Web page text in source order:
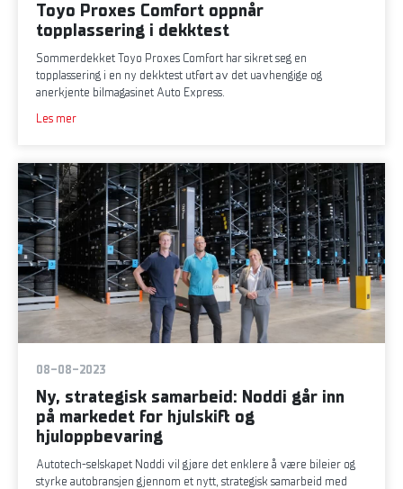
Toyo Proxes Comfort oppnår
topplassering i dekktest
Sommerdekket Toyo Proxes Comfort har sikret seg en
topplassering i en ny dekktest utført av det uavhengige og
anerkjente bilmagasinet Auto Express.
Les mer
08-08-2023
Ny, strategisk samarbeid: Noddi går inn
på markedet for hjulskift og
hjuloppbevaring
Autotech-selskapet Noddi vil gjøre det enklere å være bileier og
styrke autobransjen gjennom et nytt, strategisk samarbeid med